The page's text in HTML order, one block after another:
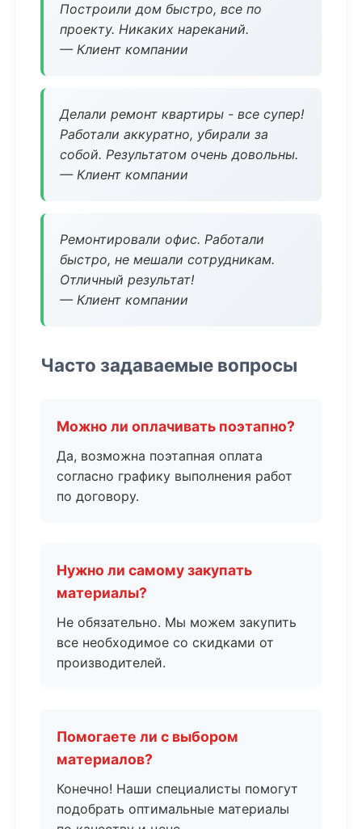
Построили дом быстро, все по
проекту. Никаких нареканий.
— Клиент компании
Делали ремонт квартиры - все супер!
Работали аккуратно, убирали за
собой. Результатом очень довольны.
— Клиент компании
Ремонтировали офис. Работали
быстро, не мешали сотрудникам.
Отличный результат!
— Клиент компании
Часто задаваемые вопросы
Можно ли оплачивать поэтапно?
Да, возможна поэтапная оплата
согласно графику выполнения работ
по договору.
Нужно ли самому закупать
материалы?
Не обязательно. Мы можем закупить
все необходимое со скидками от
производителей.
Помогаете ли с выбором
материалов?
Конечно! Наши специалисты помогут
подобрать оптимальные материалы